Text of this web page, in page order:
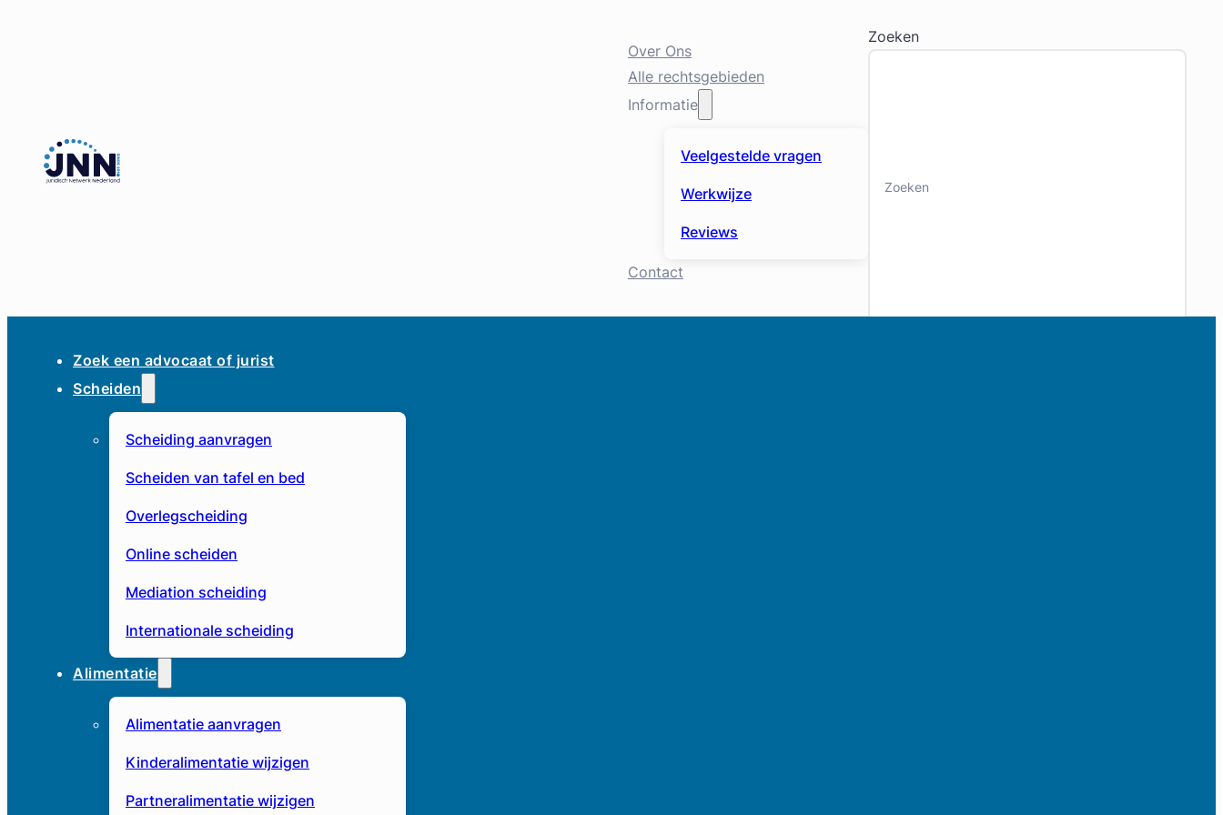
Over Ons
Alle rechtsgebieden
Informatie
Veelgestelde vragen
Werkwijze
Reviews
Contact
Zoeken
Zoek een advocaat of jurist
Scheiden
Scheiding aanvragen
Scheiden van tafel en bed
Overlegscheiding
Online scheiden
Mediation scheiding
Internationale scheiding
Alimentatie
Alimentatie aanvragen
Kinderalimentatie wijzigen
Partneralimentatie wijzigen